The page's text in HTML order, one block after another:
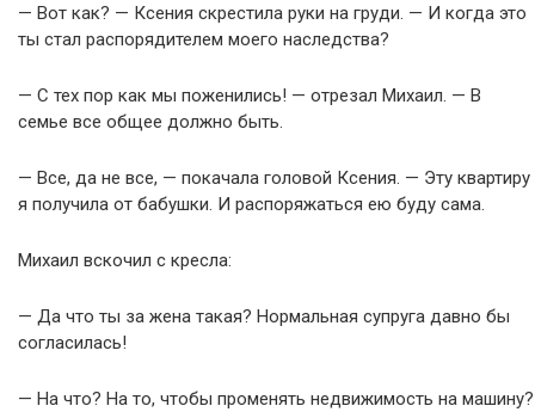
— Вот как? — Ксения скрестила руки на груди. — И когда это
ты стал распорядителем моего наследства?
— С тех пор как мы поженились! — отрезал Михаил. — В
семье все общее должно быть.
— Все, да не все, — покачала головой Ксения. — Эту квартиру
я получила от бабушки. И распоряжаться ею буду сама.
Михаил вскочил с кресла:
— Да что ты за жена такая? Нормальная супруга давно бы
согласилась!
— На что? На то, чтобы променять недвижимость на машину?